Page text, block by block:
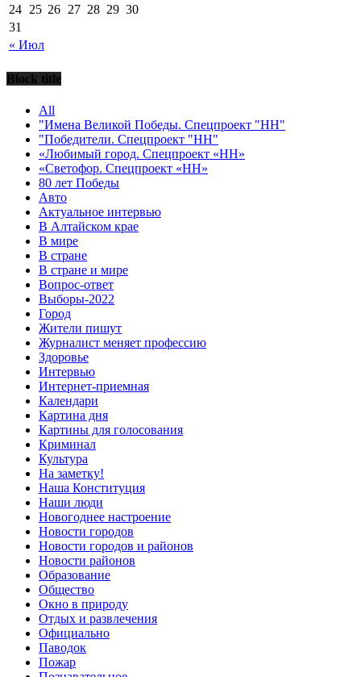
« Июл
24 25 26 27 28 29 30
31
Block title
All
"Имена Великой Победы. Спецпроект "НН"
"Победители. Спецпроект "НН"
«Любимый город. Спецпроект «НН»
«Светофор. Спецпроект «НН»
80 лет Победы
Авто
Актуальное интервью
В Алтайском крае
В мире
В стране
В стране и мире
Вопрос-ответ
Выборы-2022
Город
Жители пишут
Журналист меняет профессию
Здоровье
Интервью
Интернет-приемная
Календари
Картина дня
Картины для голосования
Криминал
Культура
На заметку!
Наша Конституция
Наши люди
Новогоднее настроение
Новости городов
Новости городов и районов
Новости районов
Образование
Общество
Окно в природу
Отдых и развлечения
Официально
Паводок
Пожар